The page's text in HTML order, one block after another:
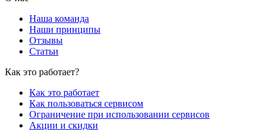
Наша команда
Наши принципы
Отзывы
Статьи
Как это работает?
Как это работает
Как пользоваться сервисом
Ограничение при использовании сервисов
Акции и скидки